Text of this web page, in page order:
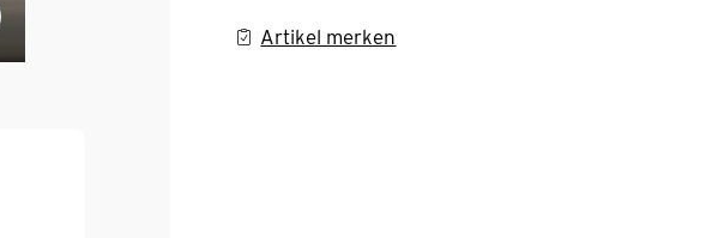
Artikel merken